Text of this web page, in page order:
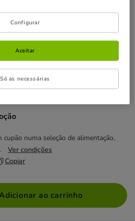
cupão numa seleção de alimentação,
Ver condições
Copiar
por kg
ao carrinho
Configurar
Só as necessárias
Aceitar